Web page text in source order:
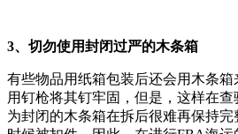
3、切勿使用封闭过严的木条箱
有些物品用纸箱包装后还会用木条
用钉枪将其钉牢固，但是，这样在
为封闭的木条箱在拆后很难再保持